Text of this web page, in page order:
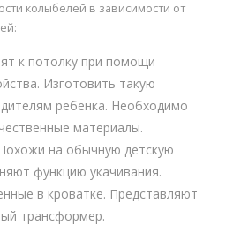
колыбелей в зависимости от
к потолку при помощи
Изготовить такую
ребенка. Необходимо
материалы.
на обычную детскую
функцию укачивания.
в кроватке. Представляют
трансформер.